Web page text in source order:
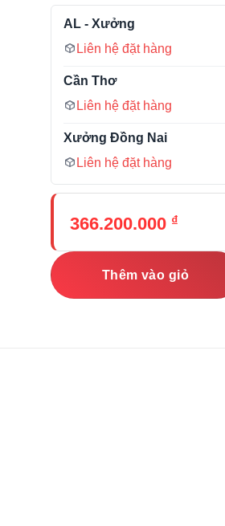
AL - Xưởng
Liên hệ đặt hàng
Cần Thơ
Liên hệ đặt hàng
Xưởng Đồng Nai
Liên hệ đặt hàng
366.200.000 ₫
Thêm vào giỏ